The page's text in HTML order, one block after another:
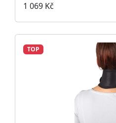
1 069 Kč
TOP